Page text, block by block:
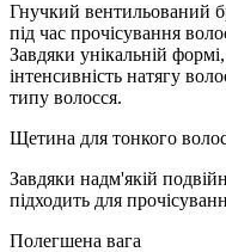
Гнучкий вентильований
під час прочісування
Завдяки унікальній
інтенсивність натягу
типу волосся.
Щетина для тонкого
Завдяки надм'якій
підходить для
Полегшена вага